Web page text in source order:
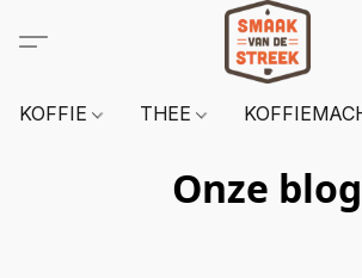
KOFFIE THEE
Onze blog